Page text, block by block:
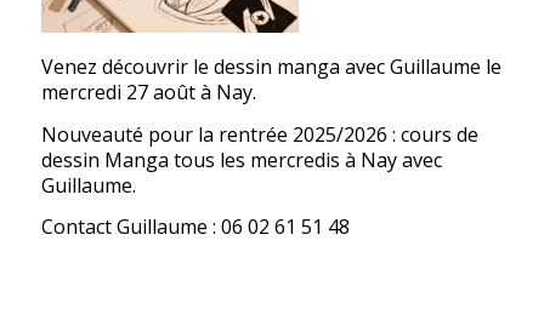
Venez découvrir le dessin manga avec Guillaume le
mercredi 27 août à Nay.
Nouveauté pour la rentrée 2025/2026 : cours de
dessin Manga tous les mercredis à Nay avec
Guillaume.
Contact Guillaume : 06 02 61 51 48